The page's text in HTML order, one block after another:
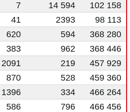
7 14 594
102 158
41 2393
98 113
620 594
368 280
383 962
368 446
2091 219
457 929
870 528
459 360
1396 334
466 264
586 796
466 456